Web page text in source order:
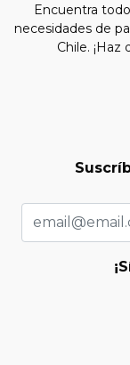
Encuentra
necesidades de
Chile.